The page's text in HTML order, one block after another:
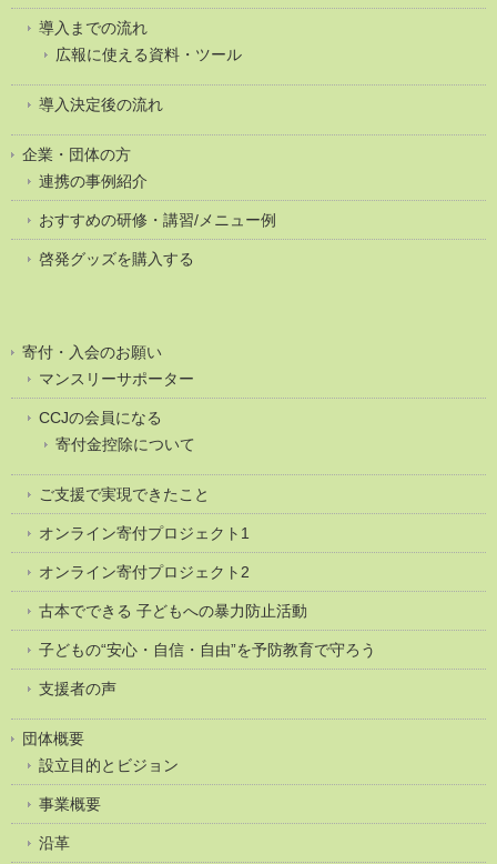
導入までの流れ
広報に使える資料・ツール
導入決定後の流れ
企業・団体の方
連携の事例紹介
おすすめの研修・講習/メニュー例
啓発グッズを購入する
寄付・入会のお願い
マンスリーサポーター
CCJの会員になる
寄付金控除について
ご支援で実現できたこと
オンライン寄付プロジェクト1
オンライン寄付プロジェクト2
古本でできる 子どもへの暴力防止活動
子どもの“安心・自信・自由”を予防教育で守ろう
支援者の声
団体概要
設立目的とビジョン
事業概要
沿革